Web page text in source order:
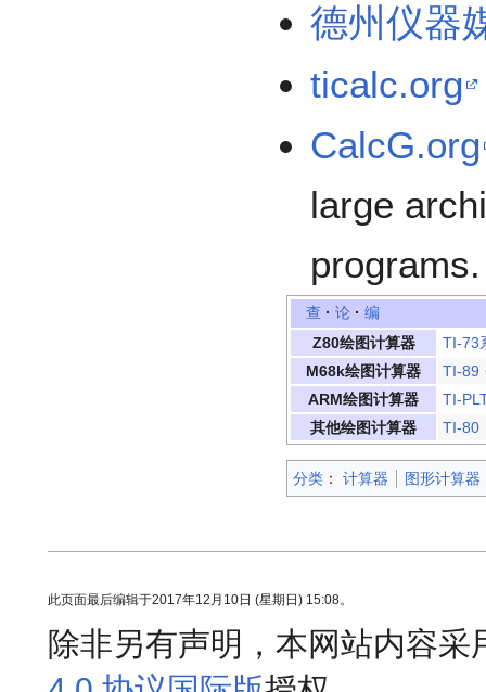
德州仪器
ticalc.org
CalcG.org
large
programs.
查 · 论 · 编
Z80绘图计算器
TI-73
M68k绘图计算器
TI-89
ARM绘图计算器
TI-
其他绘图计算器
TI-80
分类 ：​ 计算器 图形计算器
此页面最后编辑于2017年12月10日 (星期日) 15:08。
除非另有声明，本网站内容采